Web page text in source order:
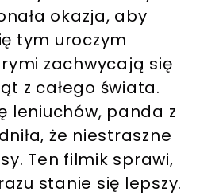
okazja, aby
tym uroczym
zachwycają się
z całego świata.
leniuchów, panda z
że niestraszne
Ten filmik sprawi,
stanie się lepszy.